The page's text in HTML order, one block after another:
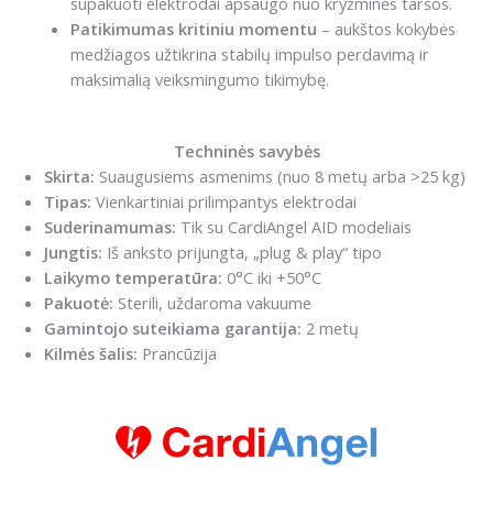
Patikimumas kritiniu momentu – aukštos kokybės
medžiagos užtikrina stabilų impulso perdavimą ir
maksimalią veiksmingumo tikimybę.
Techninės savybės
Skirta: Suaugusiems asmenims (nuo 8 metų arba >25 kg)
Tipas: Vienkartiniai prilimpantys elektrodai
Suderinamumas: Tik su CardiAngel AID modeliais
Jungtis: Iš anksto prijungta, „plug & play“ tipo
Laikymo temperatūra: 0°C iki +50°C
Pakuotė: Sterili, uždaroma vakuume
Gamintojo suteikiama garantija: 2 metų
Kilmės šalis: Prancūzija